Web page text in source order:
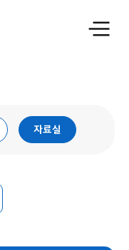
자료실